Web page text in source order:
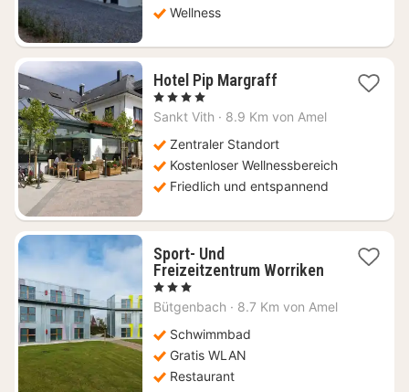
Wellness
Hotel Pip Margraff1
ab
€
, 4 Sterne
Sankt Vith · 8.9 Km von Amel
Zentraler Standort
Kostenloser Wellnessbereich
Friedlich und entspannend
Sport- Und
Freizeitzentrum Worriken
1
Nacht
107,42
€
, 3 Sterne
Bütgenbach · 8.7 Km von Amel
Schwimmbad
Gratis WLAN
Restaurant